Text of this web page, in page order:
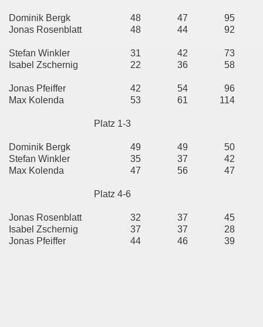
Dominik Bergk 48 47
95
Jonas Rosenblatt
48 44 92
Stefan Winkler 31 42
73
Isabel Zschernig
22 36 58
Jonas Pfeiffer 42 54
96
Max Kolenda
53 61 114
Platz 1-3
Dominik Bergk 49 49
50
Stefan Winkler
35 37
42
Max Kolenda
47 56 47
Platz 4-6
Jonas Rosenblatt 32 37
45
Isabel Zschernig
37 37
28
Jonas Pfeiffer
44 46 39